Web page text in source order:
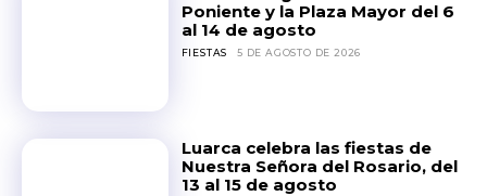
Poniente y la Plaza Mayor del 6
al 14 de agosto
FIESTAS 5 DE AGOSTO DE 2026
Luarca celebra las fiestas de
Nuestra Señora del Rosario, del
13 al 15 de agosto